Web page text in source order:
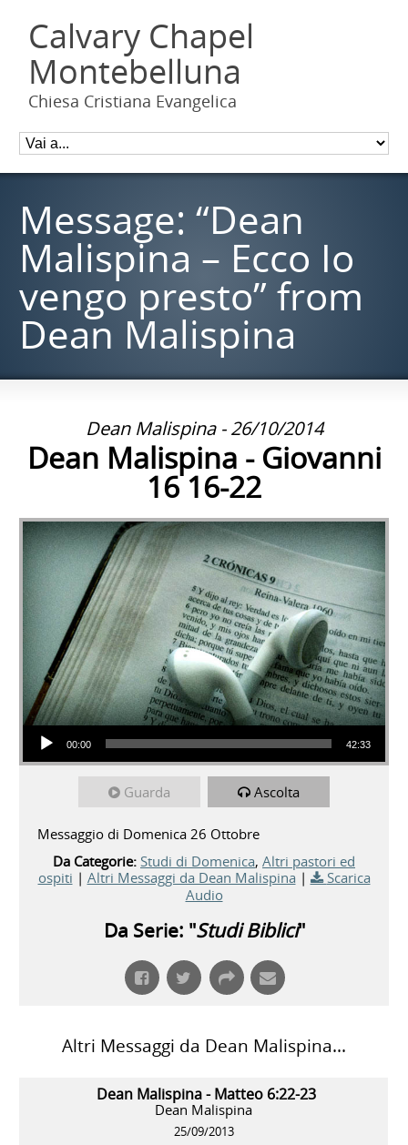
Calvary Chapel
Montebelluna
Chiesa Cristiana Evangelica
Message: “Dean
Malispina – Ecco Io
vengo presto” from
Dean Malispina
Dean Malispina - 26/10/2014
Dean Malispina - Giovanni
16 16-22
Audio Player
00:00 42:33
Guarda Ascolta
Messaggio di Domenica 26 Ottobre
Da Categorie: Studi di Domenica, Altri pastori ed
ospiti | Altri Messaggi da Dean Malispina |
Scarica
Audio
Da Serie: "Studi Biblici"
Altri Messaggi da Dean Malispina...
Dean Malispina - Matteo 6:22-23
Dean Malispina
25/09/2013